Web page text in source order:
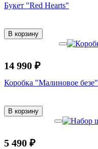
Букет "Red Hearts"
В корзину
14 990 ₽
Коробка "Малиновое безе"
В корзину
5 490 ₽